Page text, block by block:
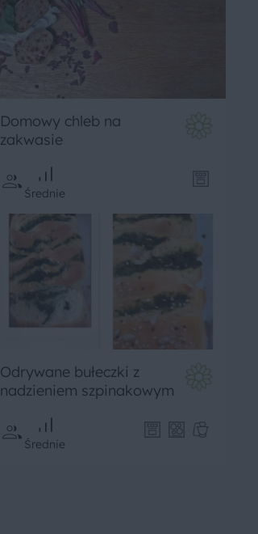
Domowy chleb na
zakwasie
Średnie
Odrywane bułeczki z
nadzieniem szpinakowym
Średnie